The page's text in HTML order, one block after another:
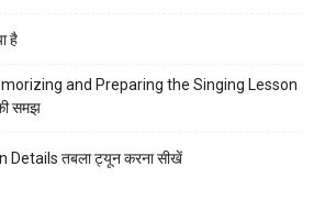
है
and Preparing the Singing Lesson
समझ
Details तबला ट्यून करना सीखें